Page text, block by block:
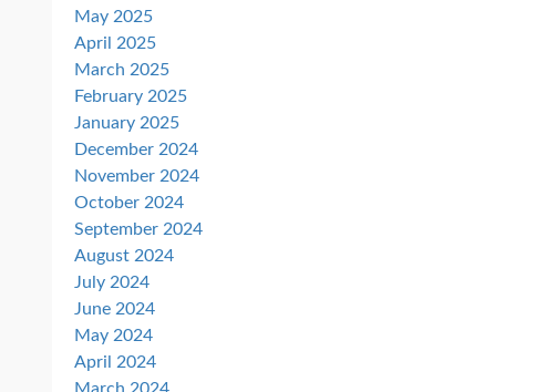
May 2025
April 2025
March 2025
February 2025
January 2025
December 2024
November 2024
October 2024
September 2024
August 2024
July 2024
June 2024
May 2024
April 2024